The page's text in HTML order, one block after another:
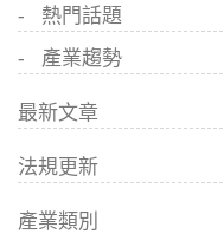
熱門話題
產業趨勢
最新文章
法規更新
產業類別